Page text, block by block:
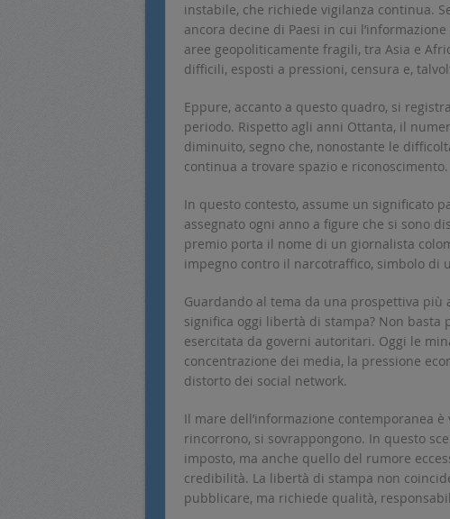
instabile, che richiede vigilanza continua.
ancora decine di Paesi in cui
aree geopoliticamente fragili, tra Asia e
difficili, esposti a pressioni, censura e,
Eppure, accanto a questo quadro, si
periodo. Rispetto agli anni Ottanta, il
diminuito, segno che, nonostante le
continua a trovare spazio e riconoscimento.
In questo contesto, assume un significato
assegnato ogni anno a figure che si sono
premio porta il nome di un giornalista
impegno contro il narcotraffico, simbolo di
Guardando al tema da una prospettiva più
significa oggi libertà di stampa? Non
esercitata da governi autoritari. Oggi le
concentrazione dei media, la pressione
distorto dei social network.
Il mare dell’informazione contemporanea
rincorrono, si sovrappongono. In questo
imposto, ma anche quello del rumore
credibilità. La libertà di stampa non
pubblicare, ma richiede qualità,